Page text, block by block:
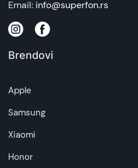
ovde
Napomena:
da garantuje da su svi
Email: info@superfon.rs
Brendovi
Apple
Samsung
Xiaomi
Honor